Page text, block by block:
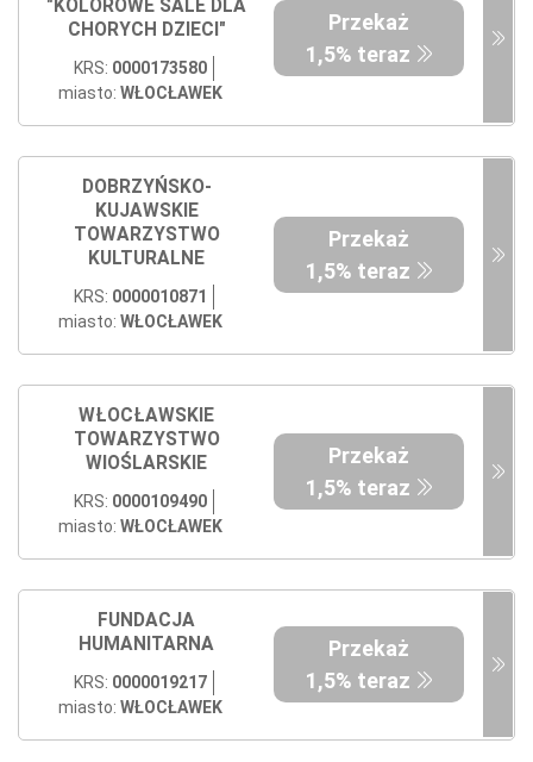
"KOLOROWE SALE DLA
CHORYCH DZIECI"
KRS: 0000173580
miasto: WŁOCŁAWEK
Przekaż
1,5% teraz
DOBRZYŃSKO-
KUJAWSKIE
TOWARZYSTWO
KULTURALNE
KRS: 0000010871
miasto: WŁOCŁAWEK
Przekaż
1,5% teraz
WŁOCŁAWSKIE
TOWARZYSTWO
WIOŚLARSKIE
KRS: 0000109490
miasto: WŁOCŁAWEK
Przekaż
1,5% teraz
FUNDACJA
HUMANITARNA
KRS: 0000019217
miasto: WŁOCŁAWEK
Przekaż
1,5% teraz